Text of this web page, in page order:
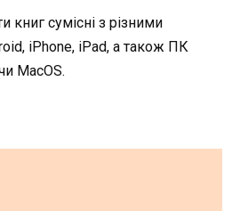
книг сумісні з різними
iPhone, iPad, а також ПК
MacOS.